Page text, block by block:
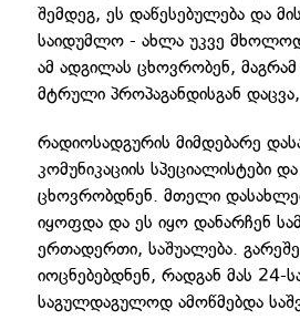
შემდეგ, ეს დაწესებულება და
საიდუმლო - ახლა უკვე
ამ ადგილას ცხოვრობენ, მაგრამ
მტრული პროპაგანდისგან
რადიოსადგურის მიმდებარე
კომუნიკაციის სპეციალისტები
ცხოვრობდნენ. მთელი
იყოფდა და ეს იყო დანარჩენ
ერთადერთი, საშუალება.
იოცნებებდნენ, რადგან მას 24-
საგულდაგულოდ ამოწმებდა